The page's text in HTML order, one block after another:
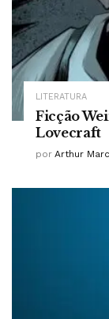
LITERATURA
Ficção
Lovecraft
por Arthur